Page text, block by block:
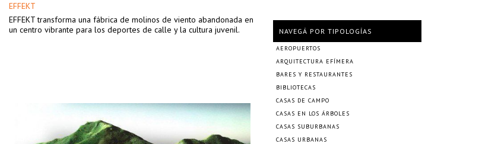
EFFEKT
EFFEKT transforma una fábrica de molinos de viento abandonada en
un centro vibrante para los deportes de calle y la cultura juvenil.
NAVEGÁ POR TIPOLOGÍAS
AEROPUERTOS
ARQUITECTURA EFÍMERA
BARES Y RESTAURANTES
BIBLIOTECAS
CASAS DE CAMPO
CASAS EN LOS ÁRBOLES
CASAS SUBURBANAS
CASAS URBANAS